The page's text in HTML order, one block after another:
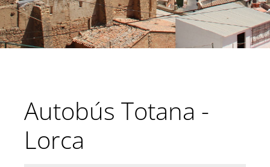
Autobús Totana -
Lorca